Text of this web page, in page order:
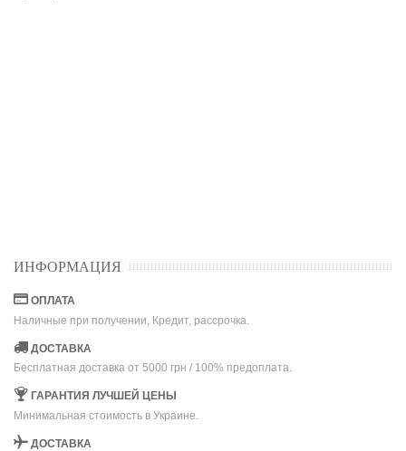
ИНФОРМАЦИЯ
ОПЛАТА
Наличные при получении, Кредит, рассрочка.
ДОСТАВКА
Бесплатная доставка от 5000 грн / 100% предоплата.
ГАРАНТИЯ ЛУЧШЕЙ ЦЕНЫ
Минимальная стоимость в Украине.
ДОСТАВКА